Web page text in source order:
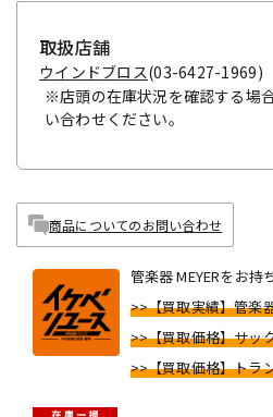
取扱店舗
ウインドブロス(03-6427-1969)
※店頭の在庫状況を確認する場
い合わせください。
商品についてのお問い合わせ
管楽器 MEYERをお持
>>【買取実績】管楽
>>【買取価格】サッ
>>【買取価格】トラ